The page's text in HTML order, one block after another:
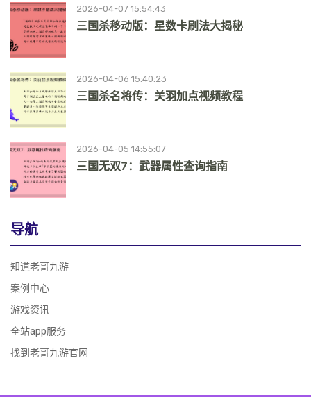
2026-04-07 15:54:43
三国杀移动版：星数卡刷法大揭秘
2026-04-06 15:40:23
三国杀名将传：关羽加点视频教程
2026-04-05 14:55:07
三国无双7：武器属性查询指南
导航
知道老哥九游
案例中心
游戏资讯
全站app服务
找到老哥九游官网